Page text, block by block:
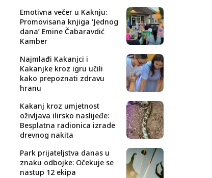
Emotivna večer u Kaknju:
Promovisana knjiga ‘Jednog
dana’ Emine Čabaravdić
Kamber
Najmlađi Kakanjci i
Kakanjke kroz igru učili
kako prepoznati zdravu
hranu
Kakanj kroz umjetnost
oživljava ilirsko naslijeđe:
Besplatna radionica izrade
drevnog nakita
Park prijateljstva danas u
znaku odbojke: Očekuje se
nastup 12 ekipa